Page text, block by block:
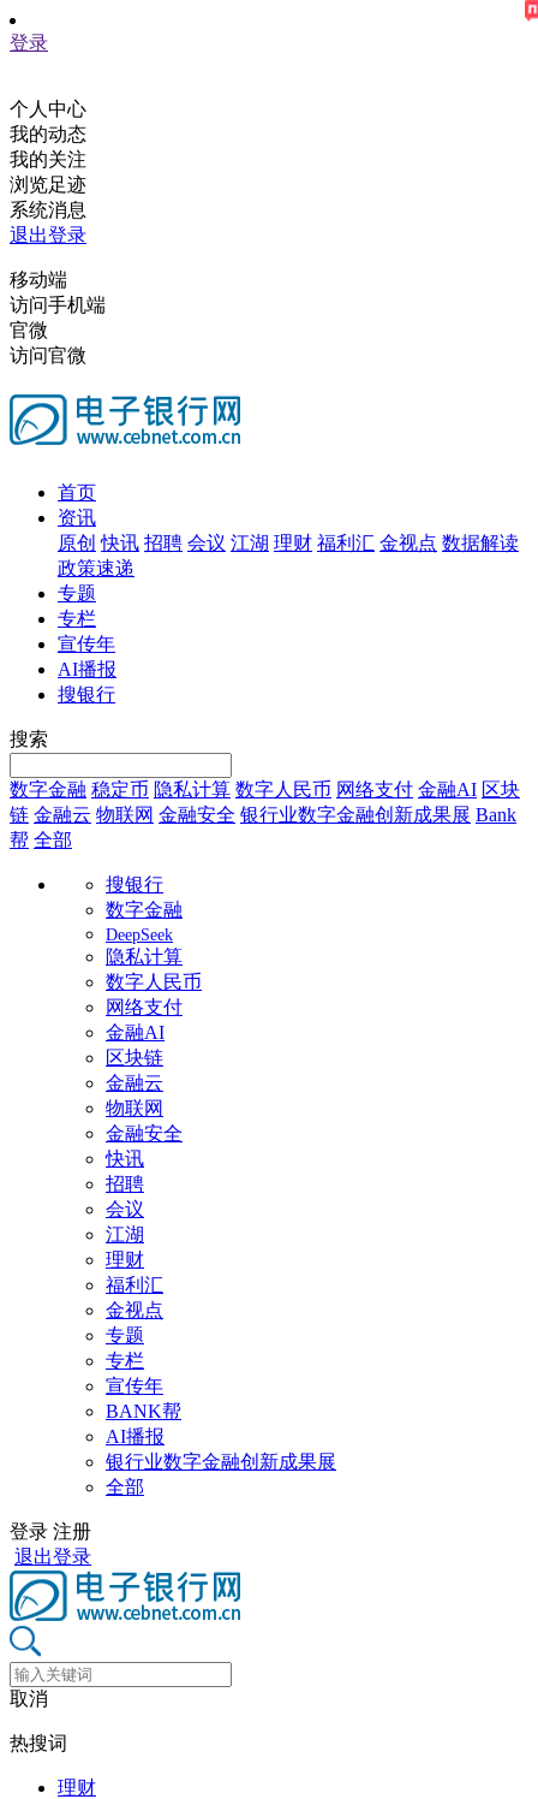
登录
个人中心
我的动态
我的关注
浏览足迹
系统消息
退出登录
移动端
访问手机端
官微
访问官微
首页
资讯
原创 快讯 招聘 会议 江湖 理财 福利汇 金视点 数据解读
政策速递
专题
专栏
宣传年
AI播报
搜银行
搜索
数字金融 稳定币 隐私计算 数字人民币 网络支付 金融AI 区块
链 金融云 物联网 金融安全 银行业数字金融创新成果展 Bank
帮 全部
搜银行
数字金融
DeepSeek
隐私计算
数字人民币
网络支付
金融AI
区块链
金融云
物联网
金融安全
快讯
招聘
会议
江湖
理财
福利汇
金视点
专题
专栏
宣传年
BANK帮
AI播报
银行业数字金融创新成果展
全部
登录 注册
退出登录
取消
热搜词
理财